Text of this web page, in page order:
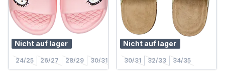
Nicht auf lager
24/25 26/27 28/29 30/31
Nicht auf lager
30/31 32/33 34/35